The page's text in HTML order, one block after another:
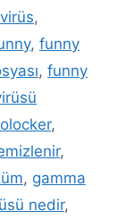
,
, funny
, funny
,
,
, gamma
nedir,